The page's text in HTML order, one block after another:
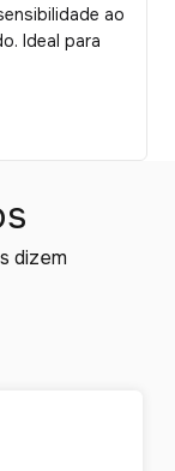
ao
Ideal para
dizem